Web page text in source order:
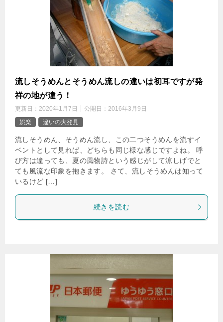
流しそうめんとそうめん流しの違いは初耳ですが発
祥の地が違う！
更新日： 2020年1月7日 公開日： 2016年3月9日
娯楽
違いの大発見
流しそうめん、そうめん流し、この二つそうめんを流すイ
ベントとして見れば、どちらも同じ様な感じですよね。 呼
び方は違っても、夏の風物詩という感じがして涼しげでと
ても風流な印象を抱きます。 さて、流しそうめんは知って
いるけど […]
続きを読む